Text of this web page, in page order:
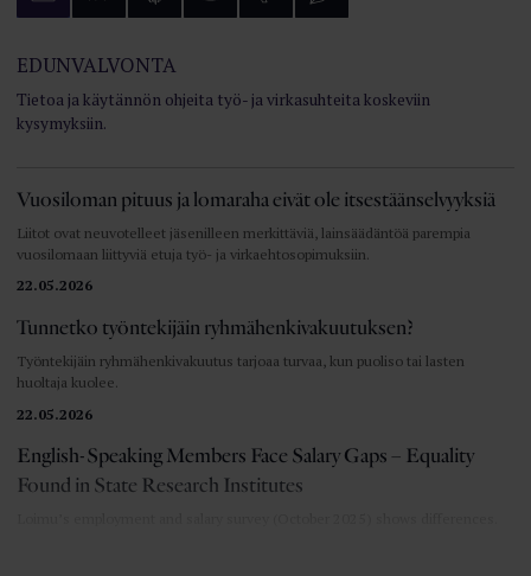
EDUNVALVONTA
Tietoa ja käytännön ohjeita työ- ja virkasuhteita koskeviin
kysymyksiin.
Vuosiloman pituus ja lomaraha eivät ole itsestäänselvyyksiä
Liitot ovat neuvotelleet jäsenilleen merkittäviä, lainsäädäntöä parempia
vuosilomaan liittyviä etuja työ- ja virkaehtosopimuksiin.
22.05.2026
Tunnetko työntekijäin ryhmähenkivakuutuksen?
Työntekijäin ryhmähenkivakuutus tarjoaa turvaa, kun puoliso tai lasten
huoltaja kuolee.
22.05.2026
English-Speaking Members Face Salary Gaps – Equality
Found in State Research Institutes